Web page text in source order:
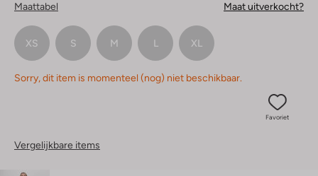
Maattabel Maat uitverkocht?
XS S M L XL
Sorry, dit item is momenteel (nog) niet beschikbaar.
Favoriet
Vergelijkbare items